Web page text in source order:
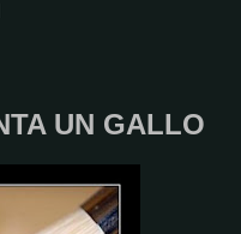
UN GALLO